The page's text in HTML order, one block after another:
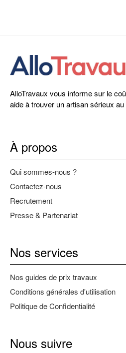
AlloTravaux vous informe sur le
aide à trouver un artisan sérieux
À propos
Qui sommes-nous ?
Contactez-nous
Recrutement
Presse & Partenariat
Nos services
Nos guides de prix travaux
Conditions générales d'utilisation
Politique de Confidentialité
Nous suivre